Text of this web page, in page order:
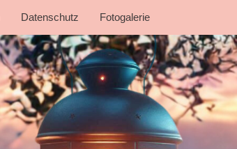
Datenschutz Fotogalerie